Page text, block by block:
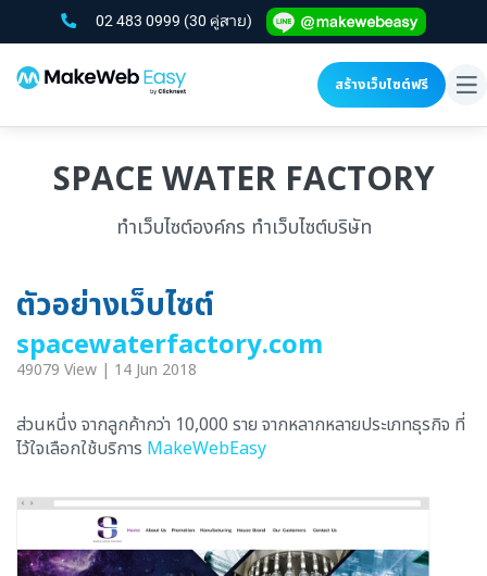
02 483 0999 (30 คู่สาย)
สร้างเว็บไซต์ฟรี
SPACE WATER FACTORY
ทำเว็บไซต์องค์กร ทำเว็บไซต์บริษัท
ตัวอย่างเว็บไซต์
spacewaterfactory.com
49079 View | 14 Jun 2018
ส่วนหนึ่ง จากลูกค้ากว่า 10,000 ราย จากหลากหลายประเภทธุรกิจ ที่
ไว้ใจเลือกใช้บริการ MakeWebEasy